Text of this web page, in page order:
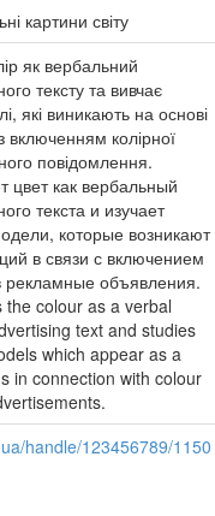
картини світу
як вербальний
тексту та вивчає
які виникають на основі
включенням колірної
повідомлення.
цвет как вербальный
текста и изучает
которые возникают
в связи с включением
рекламные объявления.
colour as a verbal
text and studies
which appear as a
in connection with colour
handle/123456789/1150